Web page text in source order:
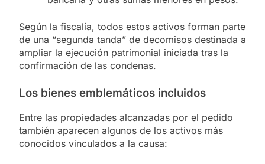
Según la fiscalía, todos estos activos forman parte
de una “segunda tanda” de decomisos destinada a
ampliar la ejecución patrimonial iniciada tras la
confirmación de las condenas.
Los bienes emblemáticos incluidos
Entre las propiedades alcanzadas por el pedido
también aparecen algunos de los activos más
conocidos vinculados a la causa: